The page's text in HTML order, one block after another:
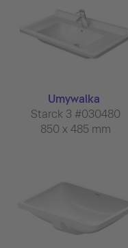
Umywalka
Starck 3 #030480
850 x 485 mm